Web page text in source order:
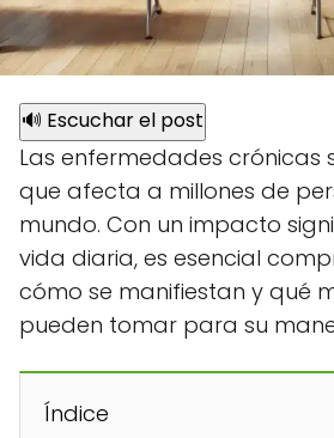
🔊 Escuchar el post
Las enfermedades crónicas
que afecta a millones de
mundo. Con un impacto
vida diaria, es esencial
cómo se manifiestan y qué
pueden tomar para su
Índice